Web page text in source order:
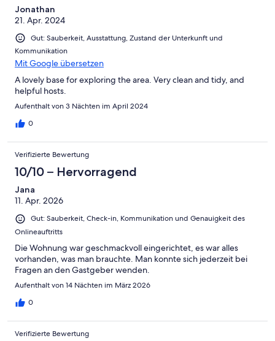
Jonathan
21. Apr. 2024
Gut: Sauberkeit, Ausstattung, Zustand der Unterkunft und
Kommunikation
Mit Google übersetzen
A lovely base for exploring the area. Very clean and tidy, and
helpful hosts.
Aufenthalt von 3 Nächten im April 2024
0
Verifizierte Bewertung
10/10 – Hervorragend
Jana
11. Apr. 2026
Gut: Sauberkeit, Check-in, Kommunikation und Genauigkeit des
Onlineauftritts
Die Wohnung war geschmackvoll eingerichtet, es war alles
vorhanden, was man brauchte. Man konnte sich jederzeit bei
Fragen an den Gastgeber wenden.
Aufenthalt von 14 Nächten im März 2026
0
Verifizierte Bewertung